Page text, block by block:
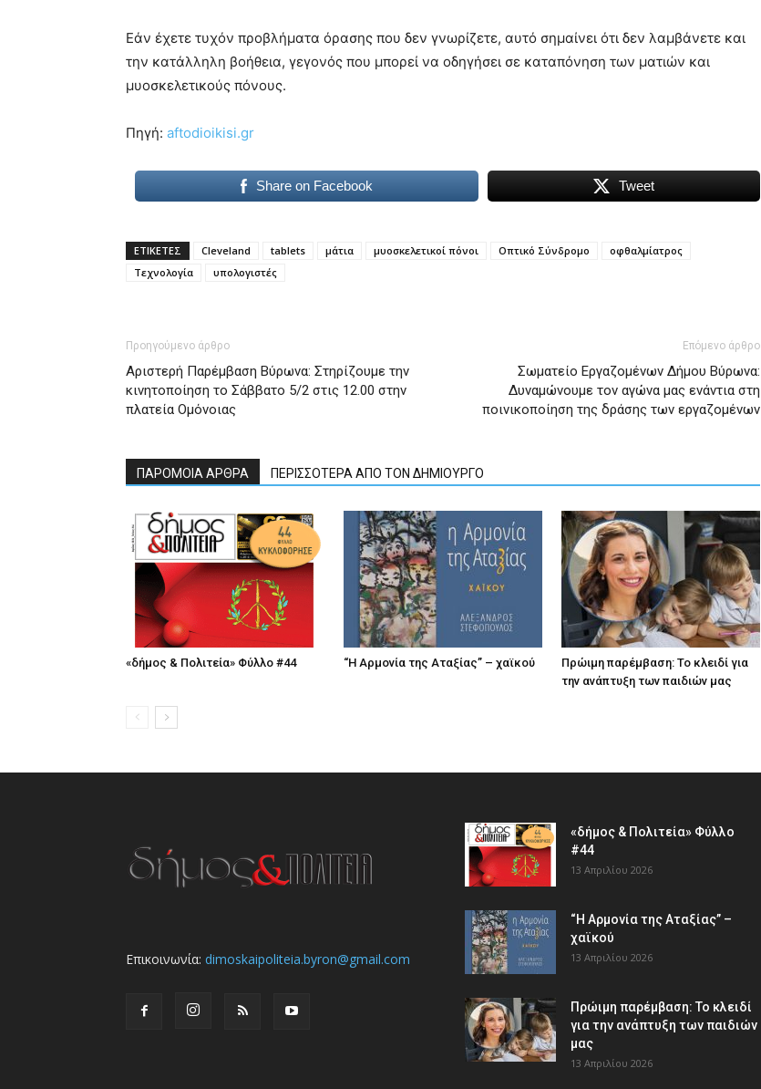
Εάν έχετε τυχόν προβλήματα όρασης που δεν γνωρίζετε, αυτό σημαίνει ότι δεν λαμβάνετε και
την κατάλληλη βοήθεια, γεγονός που μπορεί να οδηγήσει σε καταπόνηση των ματιών και
μυοσκελετικούς πόνους.
Πηγή: aftodioikisi.gr
Share on Facebook Tweet
ΕΤΙΚΕΤΕΣ Cleveland tablets μάτια μυοσκελετικοί πόνοι Οπτικό Σύνδρομο
οφθαλμίατρος
Τεχνολογία
υπολογιστές
Προηγούμενο άρθρο
Αριστερή Παρέμβαση Βύρωνα: Στηρίζουμε την
κινητοποίηση το Σάββατο 5/2 στις 12.00 στην
πλατεία Ομόνοιας
Επόμενο άρθρο
Σωματείο Εργαζομένων Δήμου Βύρωνα:
Δυναμώνουμε τον αγώνα μας ενάντια στη
ποινικοποίηση της δράσης των εργαζομένων
ΠΑΡΟΜΟΙΑ ΑΡΘΡΑ ΠΕΡΙΣΣΟΤΕΡΑ ΑΠΟ ΤΟΝ ΔΗΜΙΟΥΡΓΟ
«δήμος & Πολιτεία» Φύλλο #44 “Η Αρμονία της Αταξίας” – χαϊκού
Πρώιμη παρέμβαση: Το κλειδί για
την ανάπτυξη των παιδιών µας
Επικοινωνία: dimoskaipoliteia.byron@gmail.com
«δήμος & Πολιτεία» Φύλλο
#44
13 Απριλίου 2026
“Η Αρμονία της Αταξίας” –
χαϊκού
13 Απριλίου 2026
Πρώιμη παρέμβαση: Το κλειδί
για την ανάπτυξη των παιδιών
µας
13 Απριλίου 2026